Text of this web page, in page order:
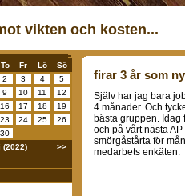
vikten och kosten...
To Fr Lö
Sö
2 3 4
5
9 10 11
12
16 17 18
19
23 24 25
26
30
(2022)
>>
firar 3 år som
Själv har jag bara
4 månader. Och
bästa gruppen. Idag
och på vårt nästa
smörgåstårta för
medarbets enkäten.